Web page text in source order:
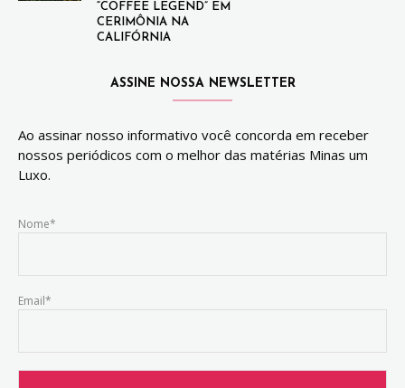
“COFFEE LEGEND” EM
CERIMÔNIA NA
CALIFÓRNIA
ASSINE NOSSA NEWSLETTER
Ao assinar nosso informativo você concorda em receber
nossos periódicos com o melhor das matérias Minas um
Luxo.
Nome*
Email*